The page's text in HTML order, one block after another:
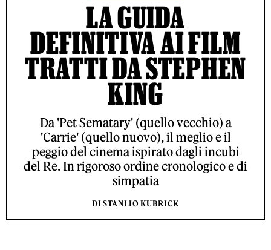
LA GUIDA
DEFINITIVA AI FILM
TRATTI DA STEPHEN
KING
Da 'Pet Sematary' (quello vecchio) a
'Carrie' (quello nuovo), il meglio e il
peggio del cinema ispirato dagli incubi
del Re. In rigoroso ordine cronologico e di
simpatia
DI STANLIO KUBRICK